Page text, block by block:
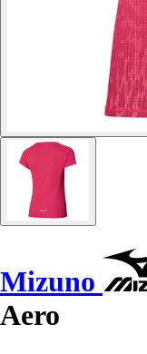
Mizuno
Aero